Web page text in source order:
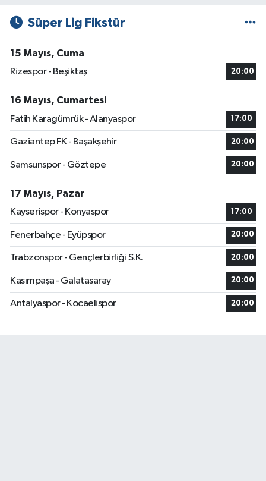
Süper Lig Fikstür
15 Mayıs, Cuma
Rizespor - Beşiktaş
20:00
16 Mayıs, Cumartesi
Fatih Karagümrük - Alanyaspor
17:00
Gaziantep FK - Başakşehir 20:00
Samsunspor - Göztepe 20:00
17 Mayıs, Pazar
Kayserispor - Konyaspor
17:00
Fenerbahçe - Eyüpspor 20:00
Trabzonspor - Gençlerbirliği S.K. 20:00
Kasımpaşa - Galatasaray 20:00
Antalyaspor - Kocaelispor 20:00